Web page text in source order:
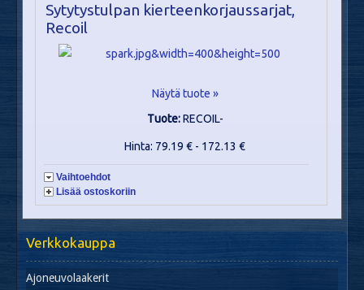
Sytytystulpan kierteenkorjaussarjat,
Recoil
Näytä tuote »
Tuote:RECOIL-
Hinta: 79.19 € - 172.13 €
Vaihtoehdot
Lisää ostoskoriin
Verkkokauppa
Ajoneuvolaakerit